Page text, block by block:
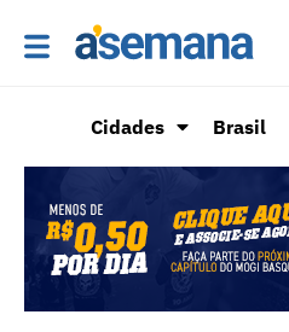
Cidades Brasil